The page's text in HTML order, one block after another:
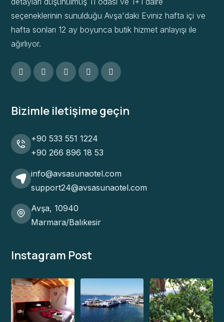
seçeneklerinin sunulduğu Avşa'daki Eviniz hafta içi ve
hafta sonları 12 ay boyunca butik hizmet anlayışı ile
ağırlıyor.
Bizimle iletişime geçin
+90 533 551 1224
+90 266 896 18 53
info@avsasunaotel.com
support24@avsasunaotel.com
Avşa, 10940
Marmara/Balıkesir
Instagram Post